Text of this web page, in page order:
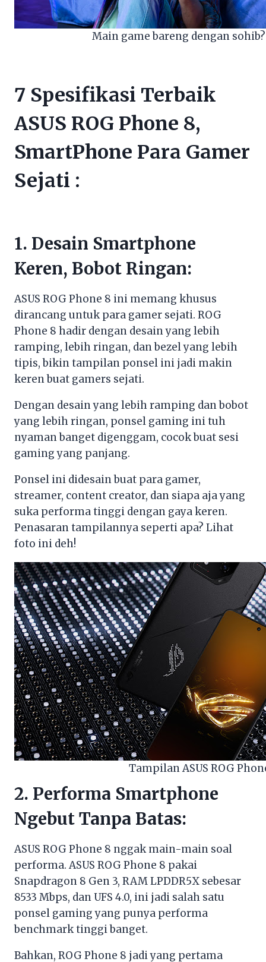
Main game bareng dengan
7 Spesifikasi Terbaik
ASUS ROG Phone 8,
SmartPhone Para Gamer
Sejati :
1. Desain Smartphone
Keren, Bobot Ringan:
ASUS ROG Phone 8 ini memang khusus
dirancang untuk para gamer sejati. ROG
Phone 8 hadir dengan desain yang lebih
ramping, lebih ringan, dan bezel yang lebih
tipis, bikin tampilan ponsel ini jadi makin
keren buat gamers sejati.
Dengan desain yang lebih ramping dan bobot
yang lebih ringan, ponsel gaming ini tuh
nyaman banget digenggam, cocok buat sesi
gaming yang panjang.
Ponsel ini didesain buat para gamer,
streamer, content creator, dan siapa aja yang
suka performa tinggi dengan gaya keren.
Penasaran tampilannya seperti apa? Lihat
foto ini deh!
Tampilan ASUS ROG
2. Performa Smartphone
Ngebut Tanpa Batas:
ASUS ROG Phone 8 nggak main-main soal
performa. ASUS ROG Phone 8 pakai
Snapdragon 8 Gen 3, RAM LPDDR5X sebesar
8533 Mbps, dan UFS 4.0, ini jadi salah satu
ponsel gaming yang punya performa
benchmark tinggi banget.
Bahkan, ROG Phone 8 jadi yang pertama